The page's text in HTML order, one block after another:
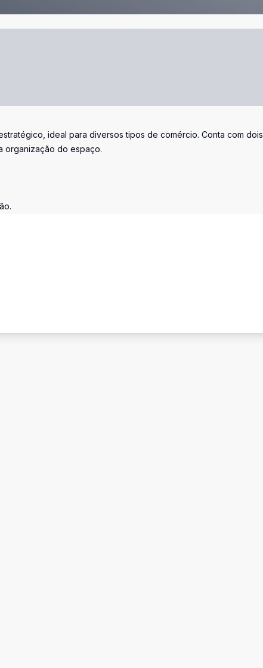
ideal para diversos tipos de comércio. Conta com dois
organização do espaço.